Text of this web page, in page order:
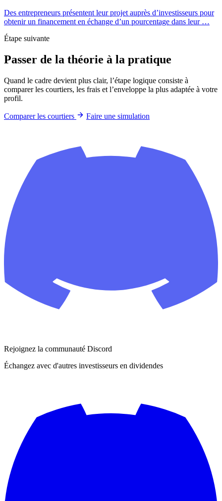
Des entrepreneurs présentent leur projet auprès d’investisseurs pour
obtenir un financement en échange d’un pourcentage dans leur …
Étape suivante
Passer de la théorie à la pratique
Quand le cadre devient plus clair, l’étape logique consiste à
comparer les courtiers, les frais et l’enveloppe la plus adaptée à votre
profil.
Comparer les courtiers Faire une simulation
Rejoignez la communauté Discord
Échangez avec d'autres investisseurs en dividendes